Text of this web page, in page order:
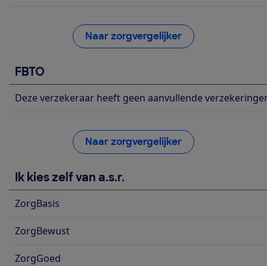
Naar zorgvergelijker
FBTO
Deze verzekeraar heeft geen aanvullende
Naar zorgvergelijker
Ik kies zelf van a.s.r.
ZorgBasis
ZorgBewust
ZorgGoed